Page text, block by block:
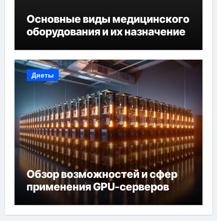
Основные виды медицинского
оборудования и их назначение
Диеты
Обзор возможностей и сфер
применения GPU-серверов